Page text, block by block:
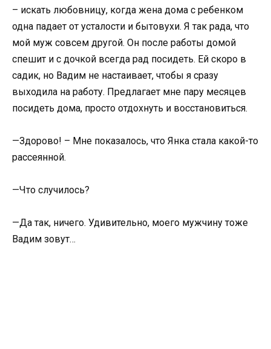
– искать любовницу, когда жена дома с ребенком
одна падает от усталости и бытовухи. Я так рада, что
мой муж совсем другой. Он после работы домой
спешит и с дочкой всегда рад посидеть. Ей скоро в
садик, но Вадим не настаивает, чтобы я сразу
выходила на работу. Предлагает мне пару месяцев
посидеть дома, просто отдохнуть и восстановиться.
—Здорово! – Мне показалось, что Янка стала какой-то
рассеянной.
—Что случилось?
—Да так, ничего. Удивительно, моего мужчину тоже
Вадим зовут…